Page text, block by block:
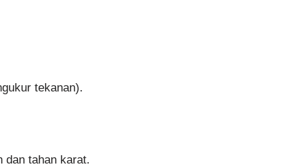
tekanan).
dan tahan karat.